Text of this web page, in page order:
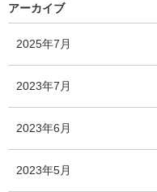
ー
アーカイブ
2025年7月
ー
2023年7月
ー
2023年6月
2023年5月